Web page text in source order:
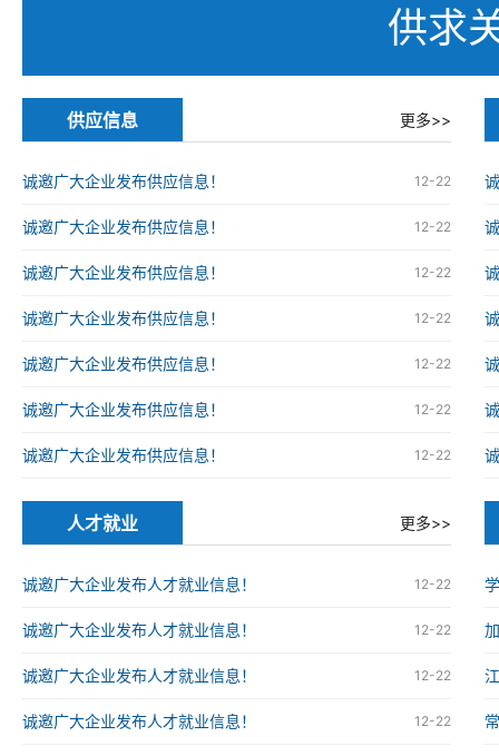
供求
供应信息 更多>>
12-22
诚邀广大企业发布供应信息！
12-22
诚邀广大企业发布供应信息！
12-22
诚邀广大企业发布供应信息！
12-22
诚邀广大企业发布供应信息！
12-22
诚邀广大企业发布供应信息！
12-22
诚邀广大企业发布供应信息！
12-22
诚邀广大企业发布供应信息！
人才就业 更多>>
12-22
诚邀广大企业发布人才就业信息！
12-22
诚邀广大企业发布人才就业信息！
12-22
诚邀广大企业发布人才就业信息！
12-22
诚邀广大企业发布人才就业信息！